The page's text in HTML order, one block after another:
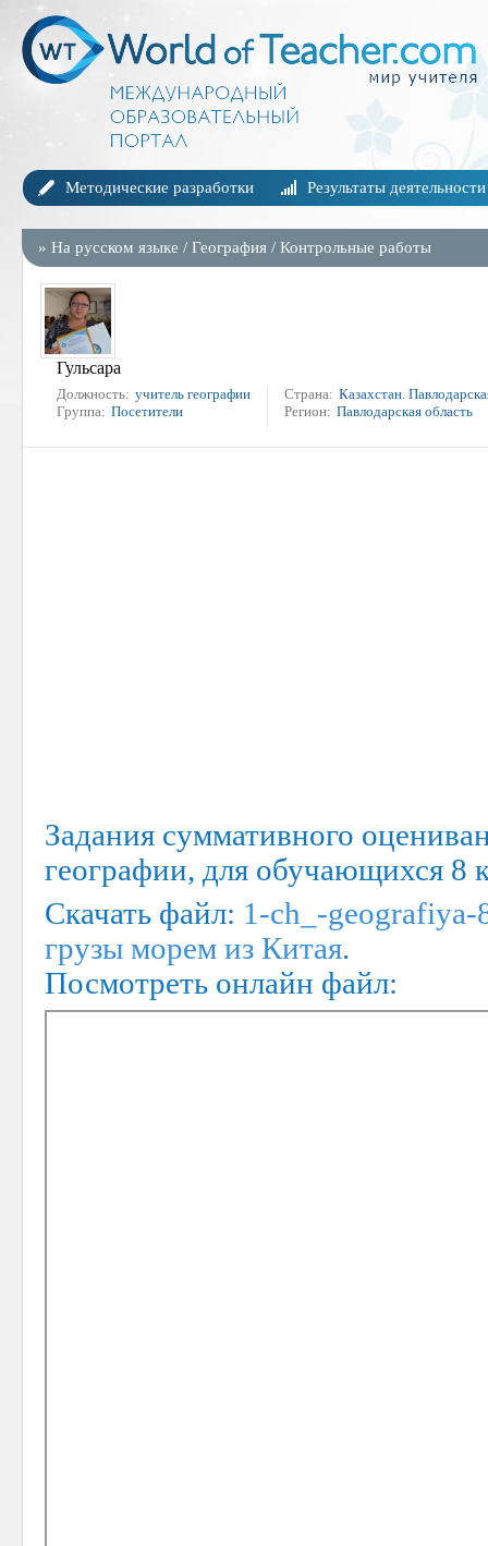
Методические разработки Результаты деятельности
» На русском языке / География / Контрольные работы
Гульсара
Должность: учитель географии
Группа: Посетители
Страна: Казахстан.
Регион: Павлодарская область
Задания суммативного
географии, для обучающихся 8
Скачать файл: 1-ch_-geografiya-
грузы морем из Китая.
Посмотреть онлайн файл: